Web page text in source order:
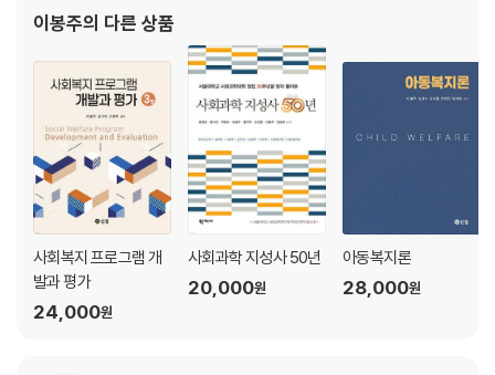
1. 서양 사회복지의 역사적 전개
2. 한국 사회복지의 역사적 전개
제6장 사회복지와 복지국가
1. 복지국가 발전론
2. 복지국가 유형론
3. 복지국가 위기론
4. 복지국가 재편론
제7장 사회복지의 공급자: 정부, 시장, NGO의 협력관계
이봉주의 다른 상품
사회복지 프로그램 개
발과 평가
24,000원
사회과학 지성사 50년
20,000원
아동복지론
28,000원